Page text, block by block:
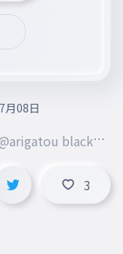
blackm
月08日
3